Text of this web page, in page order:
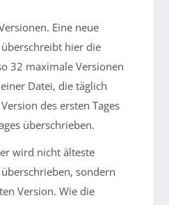
Eine neue
hier die
32 maximale Versionen
Datei, die täglich
des ersten Tages
überschrieben.
wird nicht älteste
sondern
Version. Wie die